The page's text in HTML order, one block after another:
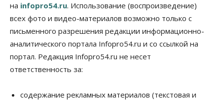
на infopro54.ru. Использование (воспроизведение)
всех фото и видео-материалов возможно только с
письменного разрешения редакции информационно-
аналитического портала Infopro54.ru и со ссылкой на
портал. Редакция Infopro54.ru не несет
ответственность за:
содержание рекламных материалов (текстовая и